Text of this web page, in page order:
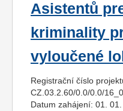
Asistentů
kriminality
vyloučené
Registrační číslo
CZ.03.2.60/0.0/0.0/
Datum zahájení: 01. 01.